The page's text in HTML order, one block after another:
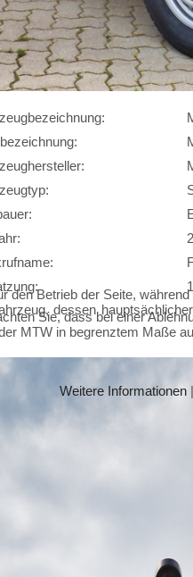
dessen
MTW in begrenztem Maße
Betrieb der Seite,
Sie, dass bei einer
Weitere Informationen |